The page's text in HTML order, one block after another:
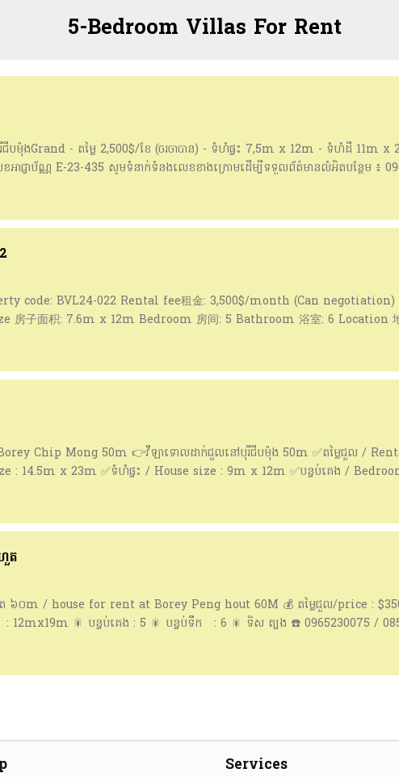
5-Bedroom Villas For Rent
បម៉ុងGrand - តម្លៃ 2,500$/ខែ (ចរចាបាន) - ទំហំផ្ទះ 7,5m x 12m - ទំហំដី 11m x
ខអាជ្ញាប័ណ្ណ E-23-435 សូមទំនាក់ទំនងលេខខាងក្រោមដើម្បីទទួលព័ត៌មានលំអិតបន្ថែម ៖
t.me/MarathonHomeRealEstate សូមអរគុណ🙏
code: BVL24-022 Rental fee租金: 3,500$/month (Can
房子面积: 7.6m x 12m Bedroom 房间: 5 Bathroom 浴室: 6 Location
Chip Mong 50m 👉វីឡាទោលដាក់ជួលនៅបុរីជីបម៉ុង 50m ✅តម្លៃជួល /
: 14.5m x 23m ✅ទំហំផ្ទះ / House size : 9m x 12m ✅បន្ទប់គេង /
ត
៦០m / house for rent at Borey Peng hout 60M 💰 តម្លៃជួល/price :
🎇 បន្ទប់គេង : 5 🎇 បន្ទប់ទឹក : 6 🎇 ទិស ត្បូង ☎️ 0965230075 /
Services